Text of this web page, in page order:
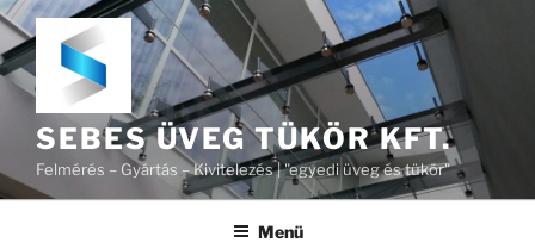
Tartalomhoz
SEBES ÜVEG TÜKÖR KFT.
Felmérés – Gyártás – Kivitelezés | "egyedi üveg és tükör"
Menü